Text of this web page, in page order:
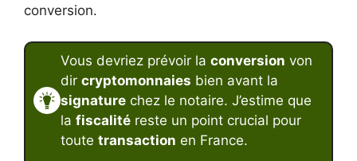
conversion.
Vous devriez prévoir la conversion von
dir cryptomonnaies bien avant la
signature chez le notaire. J’estime que
la fiscalité reste un point crucial pour
toute transaction en France.